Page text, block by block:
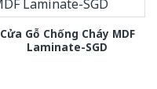
Cửa Gỗ Chống Cháy MDF
Laminate-SGD